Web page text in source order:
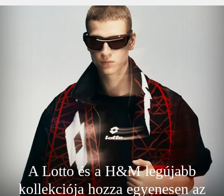
A Lotto és a H&M legújabb
kollekciója hozza egyenesen az